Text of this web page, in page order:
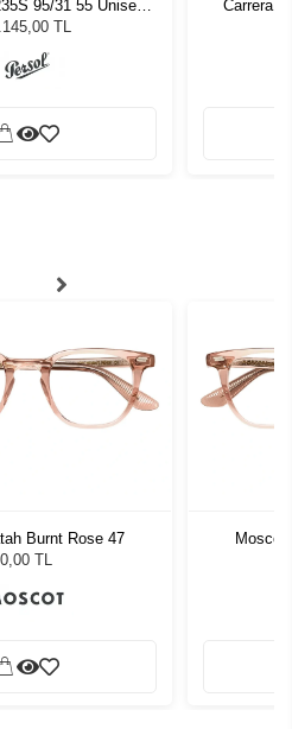
95/31 55 Unisex
Gözlüğü
TL
Carrera
Burnt Rose 47
0,00 TL
Moscot